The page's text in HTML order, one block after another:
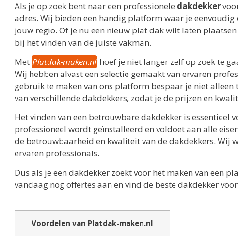
Als je op zoek bent naar een professionele dakdekker
adres. Wij bieden een handig platform waar je
jouw regio. Of je nu een nieuw plat dak wilt laten
bij het vinden van de juiste vakman.
Met Platdak-maken.nl hoef je niet langer zelf op zoek te
Wij hebben alvast een selectie gemaakt van ervaren
gebruik te maken van ons platform bespaar je niet
van verschillende dakdekkers, zodat je de prijzen en
Het vinden van een betrouwbare dakdekker is
professioneel wordt geïnstalleerd en voldoet aan alle
de betrouwbaarheid en kwaliteit van de dakdekkers. Wij
ervaren professionals.
Dus als je een dakdekker zoekt voor het maken van een
vandaag nog offertes aan en vind de beste dakdekker
Voordelen van Platdak-maken.nl